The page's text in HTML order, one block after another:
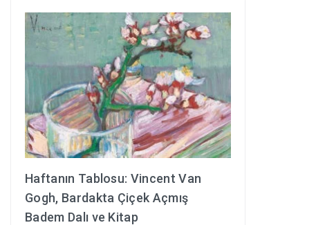
Haftanın Tablosu: Vincent Van
Gogh, Bardakta Çiçek Açmış
Badem Dalı ve Kitap